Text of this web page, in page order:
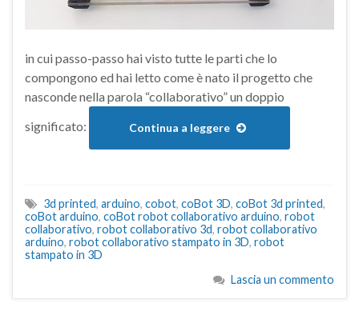
in cui passo-passo hai visto tutte le parti che lo
compongono ed hai letto come è nato il progetto che
nasconde nella parola “collaborativo” un doppio
significato:
Continua a leggere
3d printed, arduino, cobot, coBot 3D, coBot 3d printed,
coBot arduino, coBot robot collaborativo arduino, robot
collaborativo, robot collaborativo 3d, robot collaborativo
arduino, robot collaborativo stampato in 3D, robot
stampato in 3D
Lascia un commento